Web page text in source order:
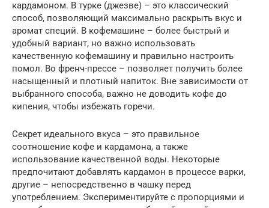
кардамоном. В турке (джезве) – это классический
способ, позволяющий максимально раскрыть вкус и
аромат специй. В кофемашине – более быстрый и
удобный вариант, но важно использовать
качественную кофемашину и правильно настроить
помол. Во френч-прессе – позволяет получить более
насыщенный и плотный напиток. Вне зависимости от
выбранного способа, важно не доводить кофе до
кипения, чтобы избежать горечи.
Секрет идеального вкуса – это правильное
соотношение кофе и кардамона, а также
использование качественной воды. Некоторые
предпочитают добавлять кардамон в процессе варки,
другие – непосредственно в чашку перед
употреблением. Экспериментируйте с пропорциями и